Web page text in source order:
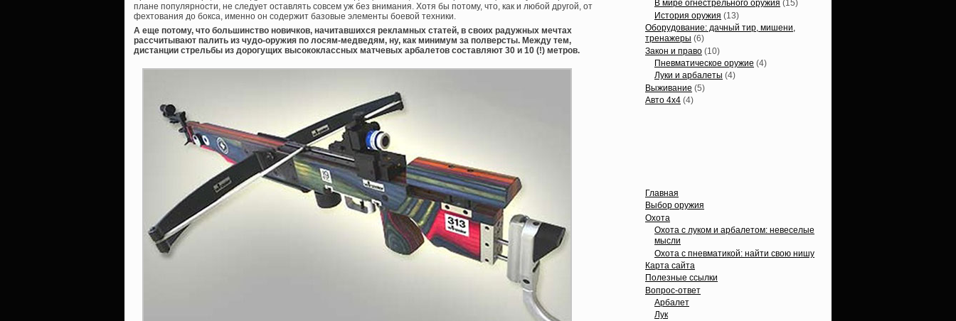
плане популярности, не следует оставлять совсем уж без внимания. Хотя бы потому, что, как и любой другой, от
фехтования до бокса, именно он содержит базовые элементы боевой техники.
А еще потому, что большинство новичков, начитавшихся рекламных статей, в своих радужных мечтах
рассчитывают палить из чудо-оружия по лосям-медведям, ну, как минимум за полверсты. Между тем,
дистанции стрельбы из дорогущих высококлассных матчевых арбалетов составляют 30 и 10 (!) метров.
В мире огнестрельного оружия (15)
История оружия (13)
Оборудование: дачный тир, мишени,
тренажеры (6)
Закон и право (10)
Пневматическое оружие (4)
Луки и арбалеты (4)
Выживание (5)
Авто 4х4 (4)
Главная
Выбор оружия
Охота
Охота с луком и арбалетом: невеселые
мысли
Охота с пневматикой: найти свою нишу
Карта сайта
Полезные ссылки
Вопрос-ответ
Арбалет
Лук